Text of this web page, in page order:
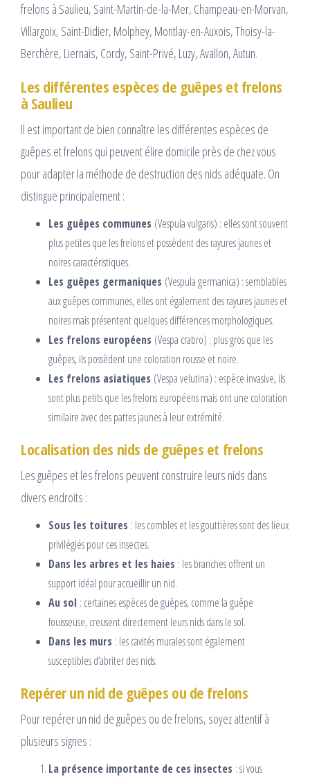
frelons à Saulieu, Saint-Martin-de-la-Mer, Champeau-en-Morvan,
Villargoix, Saint-Didier, Molphey, Montlay-en-Auxois, Thoisy-la-
Berchère, Liernais, Cordy, Saint-Privé, Luzy, Avallon, Autun.
Les différentes espèces de guêpes et frelons
à Saulieu
Il est important de bien connaître les différentes espèces de
guêpes et frelons qui peuvent élire domicile près de chez vous
pour adapter la méthode de destruction des nids adéquate. On
distingue principalement :
Les guêpes communes (Vespula vulgaris) : elles sont souvent
plus petites que les frelons et possèdent des rayures jaunes et
noires caractéristiques.
Les guêpes germaniques (Vespula germanica) : semblables
aux guêpes communes, elles ont également des rayures jaunes et
noires mais présentent quelques différences morphologiques.
Les frelons européens (Vespa crabro) : plus gros que les
guêpes, ils possèdent une coloration rousse et noire.
Les frelons asiatiques (Vespa velutina) : espèce invasive, ils
sont plus petits que les frelons européens mais ont une coloration
similaire avec des pattes jaunes à leur extrémité.
Localisation des nids de guêpes et frelons
Les guêpes et les frelons peuvent construire leurs nids dans
divers endroits :
Sous les toitures : les combles et les gouttières sont des lieux
privilégiés pour ces insectes.
Dans les arbres et les haies : les branches offrent un
support idéal pour accueillir un nid.
Au sol : certaines espèces de guêpes, comme la guêpe
fouisseuse, creusent directement leurs nids dans le sol.
Dans les murs : les cavités murales sont également
susceptibles d’abriter des nids.
Repérer un nid de guêpes ou de frelons
Pour repérer un nid de guêpes ou de frelons, soyez attentif à
plusieurs signes :
La présence importante de ces insectes : si vous